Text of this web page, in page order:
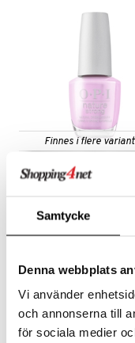
Samtycke
Denna webbplats
Vi använder
och annonserna till
för sociala medier
Finnes i flere
OPI Nature Strong
145